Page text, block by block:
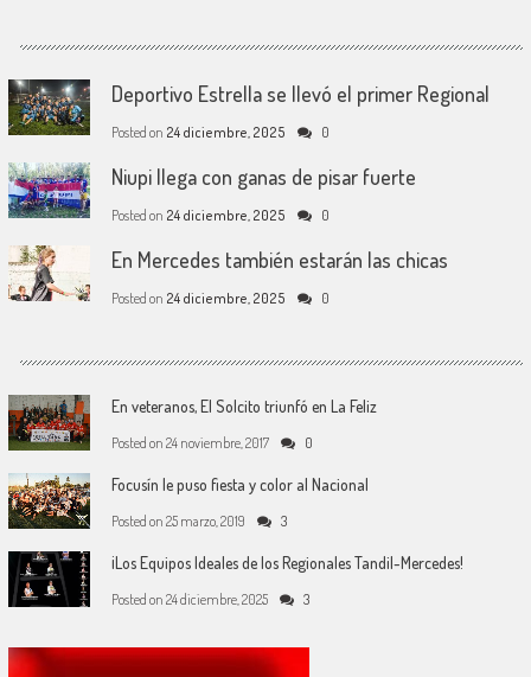
Deportivo Estrella se llevó el primer Regional
Posted on 24 diciembre, 2025 0
Niupi llega con ganas de pisar fuerte
Posted on 24 diciembre, 2025 0
En Mercedes también estarán las chicas
Posted on 24 diciembre, 2025 0
En veteranos, El Solcito triunfó en La Feliz
Posted on 24 noviembre, 2017 0
Focusín le puso fiesta y color al Nacional
Posted on 25 marzo, 2019 3
¡Los Equipos Ideales de los Regionales Tandil-Mercedes!
Posted on 24 diciembre, 2025 3